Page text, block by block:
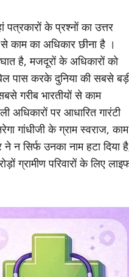
पत्रकारों के प्रश्नों का उत्तर
काम का अधिकार छीना है ।
है, मजदूरों के अधिकारों को
पास करके दुनिया की सबसे बड़ी
गरीब भारतीयों से काम
पर आधारित गारंटी
गांधीजी के ग्राम स्वराज, काम
सिर्फ उनका नाम हटा दिया है,